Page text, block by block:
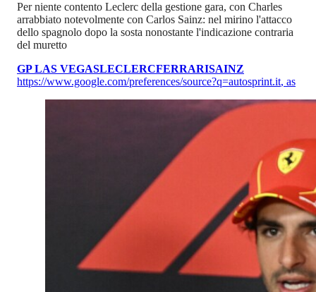
Per niente contento Leclerc della gestione gara, con Charles
arrabbiato notevolmente con Carlos Sainz: nel mirino l'attacco
dello spagnolo dopo la sosta nonostante l'indicazione contraria
del muretto
GP LAS VEGASLECLERCFERRARISAINZ
https://www.google.com/preferences/source?q=autosprint.it, as